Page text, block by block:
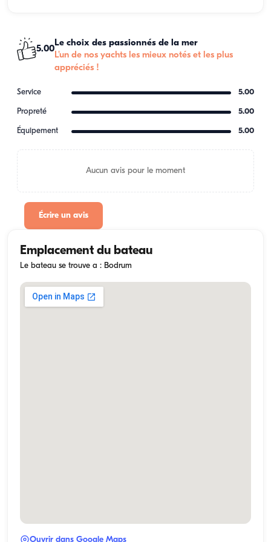
5.00
Le choix des passionnés de la mer
L'un de nos yachts les mieux notés et les plus
appréciés !
Service 5.00
Propreté 5.00
Équipement 5.00
Aucun avis pour le moment
Écrire un avis
Emplacement du bateau
Le bateau se trouve a : Bodrum
Ouvrir dans Google Maps